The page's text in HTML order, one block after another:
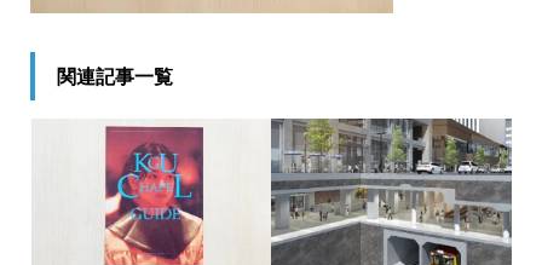
関連記事一覧